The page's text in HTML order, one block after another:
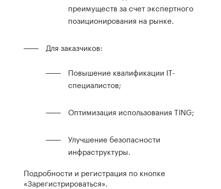
преимуществ за счет экспертного
позиционирования на рынке.
Для заказчиков:
Повышение квалификации IT-
специалистов;
Оптимизация использования TING;
Улучшение безопасности
инфраструктуры.
Подробности и регистрация по кнопке
«Зарегистрироваться».